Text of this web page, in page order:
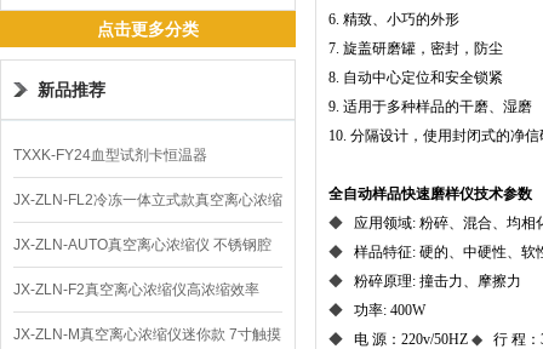
点击更多分类
新品推荐
TXXK-FY24血型试剂卡恒温器
JX-ZLN-FL2冷冻一体立式款真空离心浓缩
仪 低温功能
JX-ZLN-AUTO真空离心浓缩仪 不锈钢腔
体
JX-ZLN-F2真空离心浓缩仪高浓缩效率
JX-ZLN-M真空离心浓缩仪迷你款 7寸触摸
6. 精致、小巧的外形
7. 旋盖研磨罐，密封，防尘
8. 自动中心定位和安全锁紧
9. 适用于多种样品的干磨、湿磨
10. 分隔设计，使用封闭式的净
全自动样品快速磨样仪技术参数
◆ 应用领域: 粉碎、混合、均相
◆ 样品特征: 硬的、中硬性、软
◆ 粉碎原理: 撞击力、摩擦力
◆ 功率: 400W
◆ 电 源：220v/50HZ ◆ 行 程